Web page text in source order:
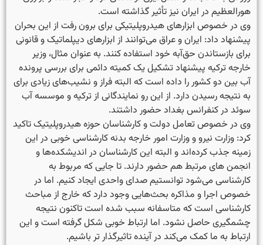
هورالعظیم در ایران نیز تأثیر گذاشته است.
وی در خصوص ابزارهای هیدروپلیتیکی برای برون رفت از این بحران
پیشنهاد داد: ایران و عراق می‌توانند از ابزارهای دیپلماتیک و قانونی
برای بازستاندن حق‌آبه خود استفاده کنند. به عنوان مثال، وزیر
خارجه ترکیه پیشنهاد تشکیل یک کمیته دائمی برای بررسی پرونده
آب بین دو کشور را داده است که البته فراز و نشیب‌های زیادی برای
به نتیجه رسیدن دارد. از این رو نمایندگانی از ترکیه و موسسه آب
سوئد در کنفرانس بغداد حضور داشتند.
وی در خصوص تعامل دولت و کارشناسان حوزه هیدروپلیتیک تاکید
کرد: وزارت نیرو و وزارت امور خارجه بدنه کارشناسی خوبی در این
زمینه جذب کرده‌اند و البته این کارشناسان در اندیشکده‌ها و
انجمن های مرتبط هم حضور دارند. تا جایی که مربوط به
کارشناسی می‌شود توانستیم صدای واحدی ایجاد کنیم. اما در
خصوص اجرا و مذاکره بحث‌هایی وجود دارد که خارج از مباحث
کارشناسی است که متاسفانه سبب شده است تاکنون نتیجه
چشمگیری حاصل نشود. اما ارتباط خوبی شکل گرفته است و این
ارتباط به ما کمک می‌کند در آینده تاثیرگذار تر باشیم.